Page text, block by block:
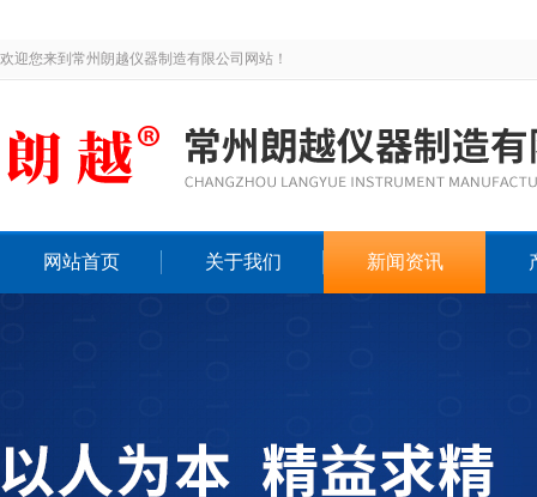
欢迎您来到常州朗越仪器制造有限公司网站！
网站首页 关于我们 新闻资讯